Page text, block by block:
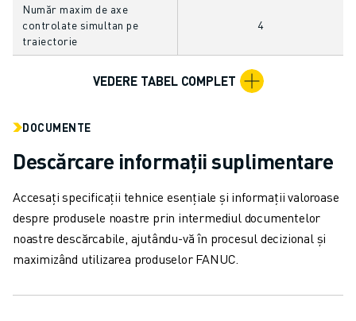
LOCAȚII
IMPRINT
Număr maxim de axe
controlate simultan pe
traiectorie
4
VEDERE TABEL COMPLET
DOCUMENTE
Descărcare informații suplimentare
Accesați specificații tehnice esențiale și informații valoroase
despre produsele noastre prin intermediul documentelor
noastre descărcabile, ajutându-vă în procesul decizional și
maximizând utilizarea produselor FANUC.